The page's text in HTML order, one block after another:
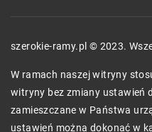
szerokie-ramy.pl © 2023.
W ramach naszej witryny
witryny bez zmiany ustawień
zamieszczane w Państwa
ustawień można dokonać w